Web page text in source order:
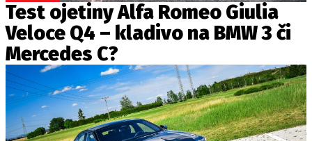
Test ojetiny Alfa Romeo Giulia
Veloce Q4 – kladivo na BMW 3 či
Mercedes C?